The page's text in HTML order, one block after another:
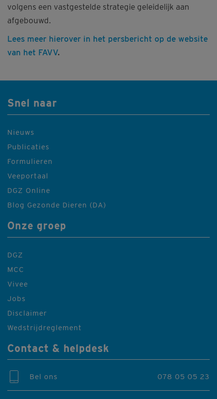
volgens een vastgestelde strategie geleidelijk aan
afgebouwd.
Lees meer hierover in het persbericht op de website
van het FAVV.
Snel naar
Nieuws
Publicaties
Formulieren
Veeportaal
DGZ Online
Blog Gezonde Dieren (DA)
Onze groep
DGZ
MCC
Vivee
Jobs
Disclaimer
Wedstrijdreglement
Contact & helpdesk
Bel ons 078 05 05 23